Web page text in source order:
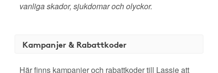
vanliga skador, sjukdomar och olyckor.
Kampanjer & Rabattkoder
Här finns kampanjer och rabattkoder till Lassie att